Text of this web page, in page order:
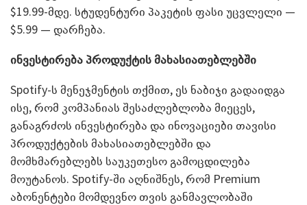
$19.99-მდე. სტუდენტური პაკეტის ფასი უცვლელი —
$5.99 — დარჩება.
ინვესტირება პროდუქტის მახასიათებლებში
Spotify-ს მენეჯმენტის თქმით, ეს ნაბიჯი გადაიდგა
ისე, რომ კომპანიას შესაძლებლობა მიეცეს,
განაგრძოს ინვესტირება და ინოვაციები თავისი
პროდუქტების მახასიათებლებში და
მომხმარებლებს საუკეთესო გამოცდილება
მოუტანოს. Spotify-ში აღნიშნეს, რომ Premium
აბონენტები მომდევნო თვის განმავლობაში